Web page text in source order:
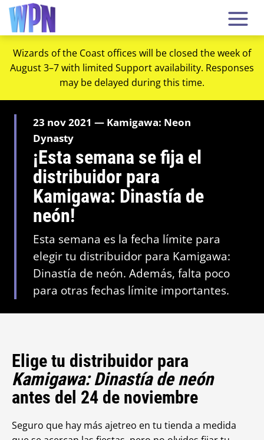
Wizards of the Coast offices will be closed the week of
August 3–7 with limited Support availability. Responses
may be delayed during this time.
23 nov 2021 — Kamigawa: Neon
Dynasty
¡Esta semana se fija el
distribuidor para
Kamigawa: Dinastía de
neón!
Esta semana es la fecha límite para
elegir tu distribuidor para Kamigawa:
Dinastía de neón. Además, falta poco
para otras fechas límite importantes.
Elige tu distribuidor para
Kamigawa: Dinastía de neón
antes del 24 de noviembre
Seguro que hay más ajetreo en tu tienda a medida